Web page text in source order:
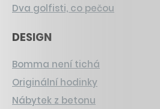
Dva golfisti, co pečou
DESIGN
Bomma není tichá
Originální hodinky
Nábytek z betonu